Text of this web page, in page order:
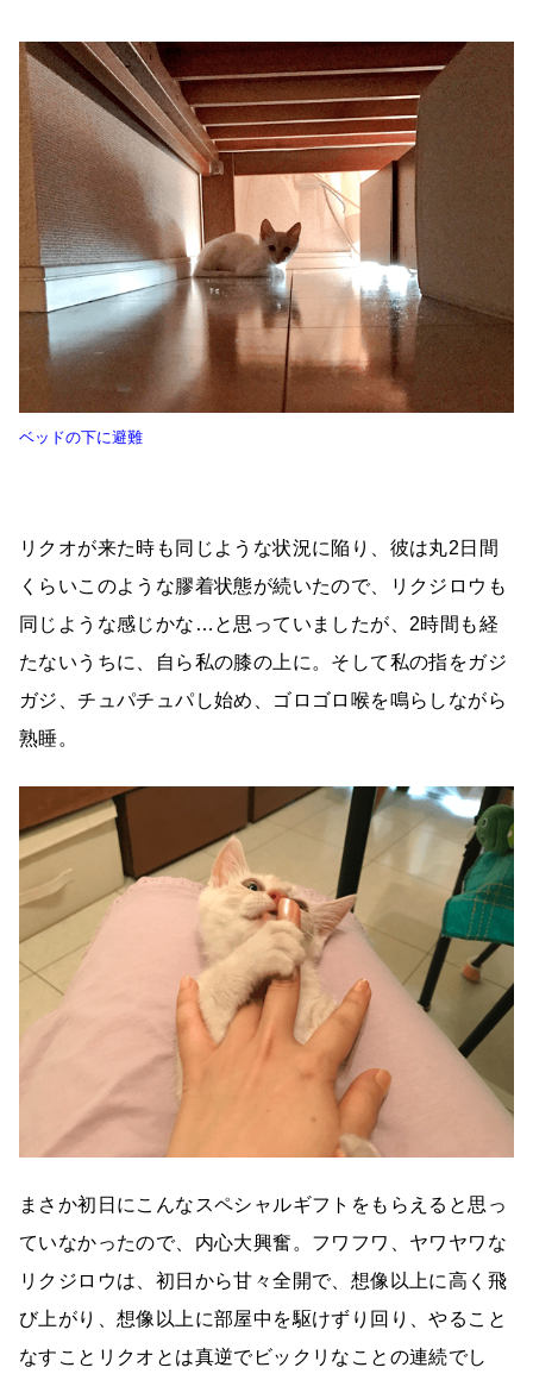
ベッドの下に避難
リクオが来た時も同じような状況に陥り、彼は丸2日間
くらいこのような膠着状態が続いたので、リクジロウも
同じような感じかな…と思っていましたが、2時間も経
たないうちに、自ら私の膝の上に。そして私の指をガジ
ガジ、チュパチュパし始め、ゴロゴロ喉を鳴らしながら
熟睡。
まさか初日にこんなスペシャルギフトをもらえると思っ
ていなかったので、内心大興奮。フワフワ、ヤワヤワな
リクジロウは、初日から甘々全開で、想像以上に高く飛
び上がり、想像以上に部屋中を駆けずり回り、やること
なすことリクオとは真逆でビックリなことの連続でし